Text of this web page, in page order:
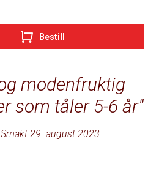
modenfruktig
som tåler 5-6 år
29. august 2023
Bestill